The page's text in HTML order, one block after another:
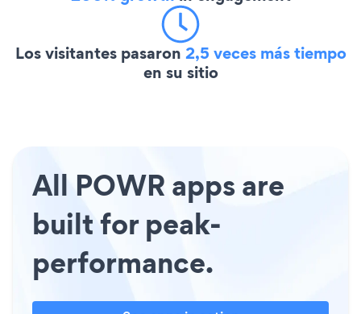
Los visitantes pasaron 2,5 veces más tiempo
en su sitio
All POWR apps are
built for peak-
performance.